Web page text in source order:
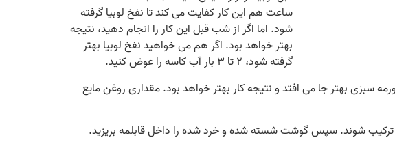
ساعت هم این کار کفایت می‌ کند تا نفخ لوبیا گرفته
شود. اما اگر از شب قبل این کار را انجام دهید، نتیجه
بهتر خواهد بود. اگر هم می‌ خواهید نفخ لوبیا بهتر
گرفته شود، ۲ تا ۳ بار آب کاسه را عوض کنید.
سبزی بهتر جا می‌ افتد و نتیجه کار بهتر خواهد بود. مقداری روغن مایع
ترکیب شوند. سپس گوشت شسته شده و خرد شده را داخل قابلمه بریزید.